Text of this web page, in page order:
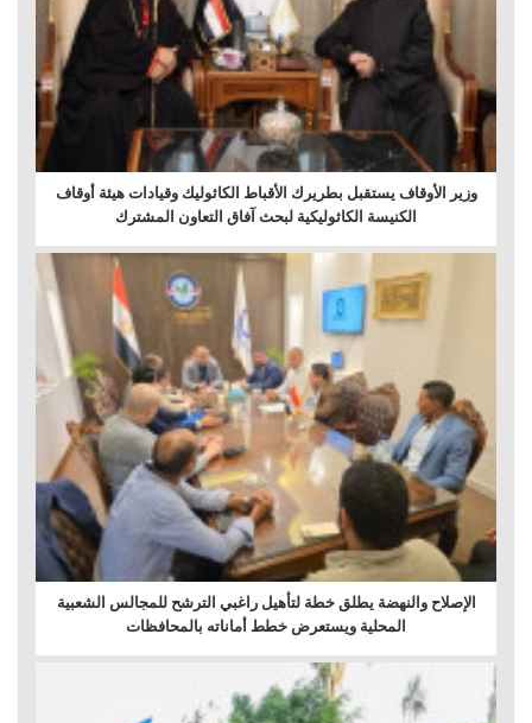
وزير الأوقاف يستقبل بطريرك الأقباط الكاثوليك وقيادات هيئة أوقاف
الكنيسة الكاثوليكية لبحث آفاق التعاون المشترك
الإصلاح والنهضة يطلق خطة لتأهيل راغبي الترشح للمجالس الشعبية
المحلية ويستعرض خطط أماناته بالمحافظات